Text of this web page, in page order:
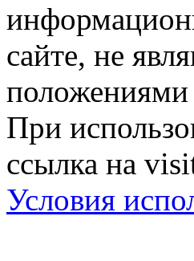
сайте, не
положениями
При
ссылка на
Условия